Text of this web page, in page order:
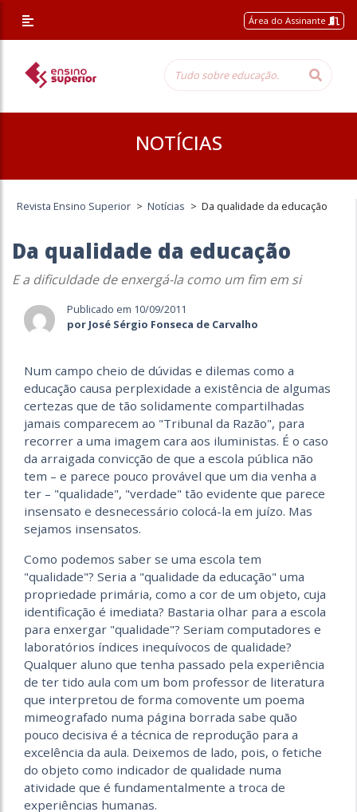
Área do Assinante
NOTÍCIAS
Revista Ensino Superior > Notícias > Da qualidade da educação
Da qualidade da educação
E a dificuldade de enxergá-la como um fim em si
Publicado em 10/09/2011
por José Sérgio Fonseca de Carvalho
Num campo cheio de dúvidas e dilemas como a
educação causa perplexidade a existência de algumas
certezas que de tão solidamente compartilhadas
jamais comparecem ao "Tribunal da Razão", para
recorrer a uma imagem cara aos iluministas. É o caso
da arraigada convicção de que a escola pública não
tem – e parece pouco provável que um dia venha a
ter – "qualidade", "verdade" tão evidente que parece
insensato e desnecessário colocá-la em juízo. Mas
sejamos insensatos.
Como podemos saber se uma escola tem
"qualidade"? Seria a "qualidade da educação" uma
propriedade primária, como a cor de um objeto, cuja
identificação é imediata? Bastaria olhar para a escola
para enxergar "qualidade"? Seriam computadores e
laboratórios índices inequívocos de qualidade?
Qualquer aluno que tenha passado pela experiência
de ter tido aula com um bom professor de literatura
que interpretou de forma comovente um poema
mimeografado numa página borrada sabe quão
pouco decisiva é a técnica de reprodução para a
excelência da aula. Deixemos de lado, pois, o fetiche
do objeto como indicador de qualidade numa
atividade que é fundamentalmente a troca de
experiências humanas.